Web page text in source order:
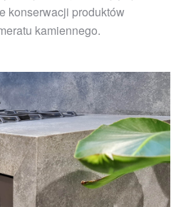
konserwacji produktów
kamiennego.